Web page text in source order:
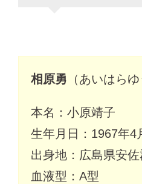
相原勇 （あいはらゆ
本名：小原靖子
生年月日：1967年4
出身地：広島県安
血液型：A型